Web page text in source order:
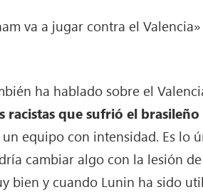
va a jugar contra el Valencia»
ha hablado sobre el
racistas que sufrió el
equipo con intensidad. Es lo
cambiar algo con la lesión
bien y cuando Lunin ha sido